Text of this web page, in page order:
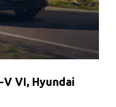
VI, Hyundai